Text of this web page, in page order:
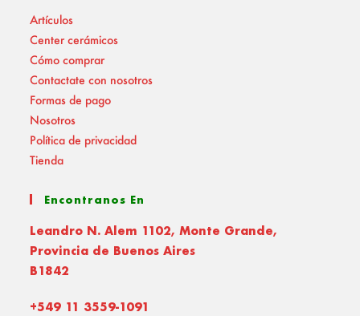
Artículos
Center cerámicos
Cómo comprar
Contactate con nosotros
Formas de pago
Nosotros
Política de privacidad
Tienda
Encontranos En
Leandro N. Alem 1102, Monte Grande,
Provincia de Buenos Aires
B1842
+549 11 3559-1091